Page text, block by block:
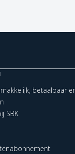
betaalbaar
SBK